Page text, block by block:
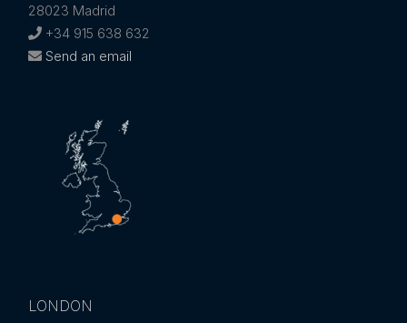
28023 Madrid
+34 915 638 632
Send an email
LONDON